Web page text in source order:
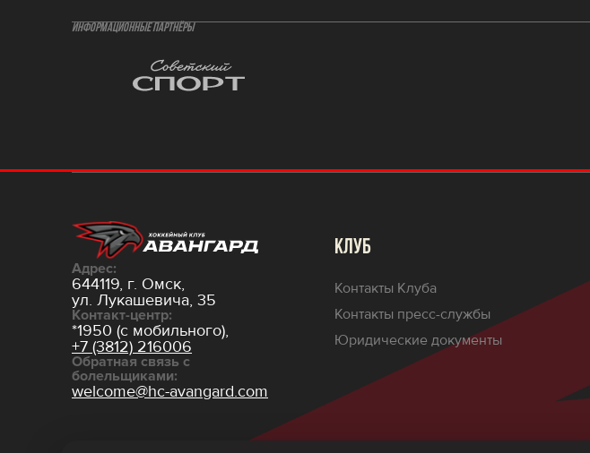
ИНФОРМАЦИОННЫЕ ПАРТНЁРЫ
Адрес:
644119, г. Омск,
ул. Лукашевича, 35
Контакт-центр:
*1950 (с мобильного),
+7 (3812) 216006
Обратная связь с
болельщиками:
welcome@hc-avangard.com
КЛУБ
Контакты Клуба
Контакты пресс-службы
Юридические документы